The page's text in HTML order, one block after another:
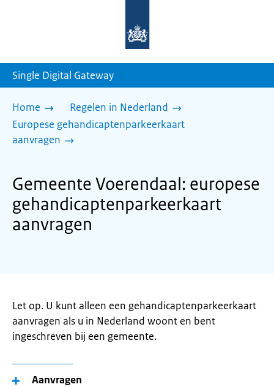
homepage
Single Digital Gateway
Home
Regelen in Nederland
Europese gehandicaptenparkeerkaart
aanvragen
Gemeente Voerendaal: europese
gehandicaptenparkeerkaart
aanvragen
Let op. U kunt alleen een gehandicaptenparkeerkaart
aanvragen als u in Nederland woont en bent
ingeschreven bij een gemeente.
Aanvragen